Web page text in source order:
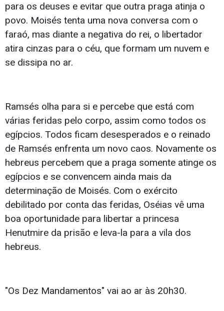
para os deuses e evitar que outra praga atinja o
povo. Moisés tenta uma nova conversa com o
faraó, mas diante a negativa do rei, o libertador
atira cinzas para o céu, que formam um nuvem e
se dissipa no ar.
Ramsés olha para si e percebe que está com
várias feridas pelo corpo, assim como todos os
egípcios. Todos ficam desesperados e o reinado
de Ramsés enfrenta um novo caos. Novamente os
hebreus percebem que a praga somente atinge os
egípcios e se convencem ainda mais da
determinação de Moisés. Com o exército
debilitado por conta das feridas, Oséias vê uma
boa oportunidade para libertar a princesa
Henutmire da prisão e leva-la para a vila dos
hebreus.
"Os Dez Mandamentos" vai ao ar às 20h30.